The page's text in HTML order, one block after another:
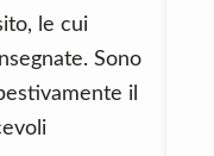
le cui
Sono
il